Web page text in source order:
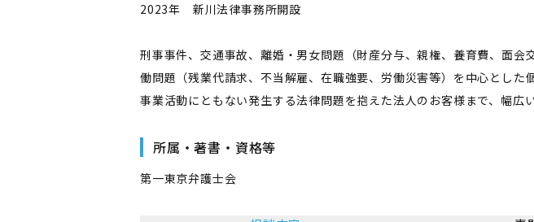
2023年 新川法律事務所開設
刑事事件、交通事故、離婚・男女問題（財産分与、親権、養育費、面
働問題（残業代請求、不当解雇、在職強要、労働災害等）を中心とした
事業活動にともない発生する法律問題を抱えた法人のお客様まで、幅広
所属・著書・資格等
第一東京弁護士会